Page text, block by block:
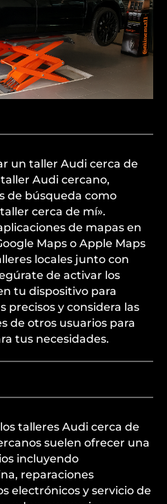
un taller Audi cerca de
Audi cercano,
de búsqueda como
cerca de mí».
de mapas en
Maps o Apple Maps
locales junto con
de activar los
tu dispositivo para
precisos y considera las
de otros usuarios para
tus necesidades.
talleres Audi cerca de
suelen ofrecer una
incluyendo
reparaciones
electrónicos y servicio de